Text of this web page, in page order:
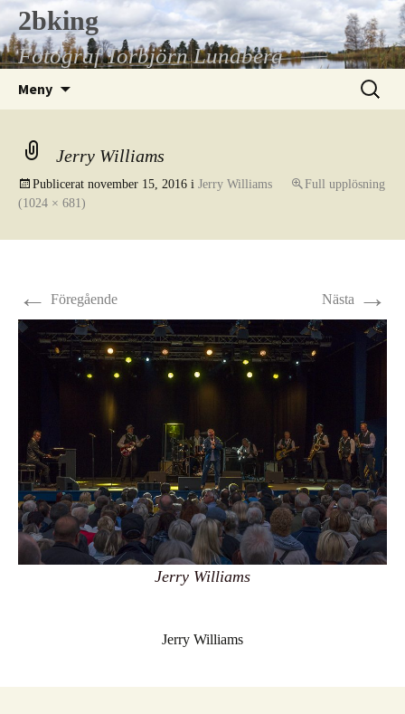
Hoppa
till
innehåll
2bking
Fotograf Torbjörn Lundberg
Meny
Sök
efter:
Jerry Williams
Publicerat november 15, 2016 i Jerry Williams
Full upplösning
(1024 × 681)
← Föregående Nästa →
Jerry Williams
Jerry Williams